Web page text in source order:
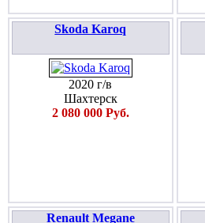
Skoda Karoq
2020 г/в
Шахтерск
2 080 000 Руб.
Renault Megane